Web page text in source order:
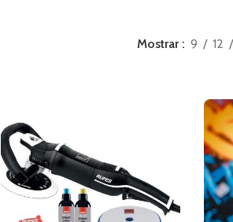
Mostrar 9 12